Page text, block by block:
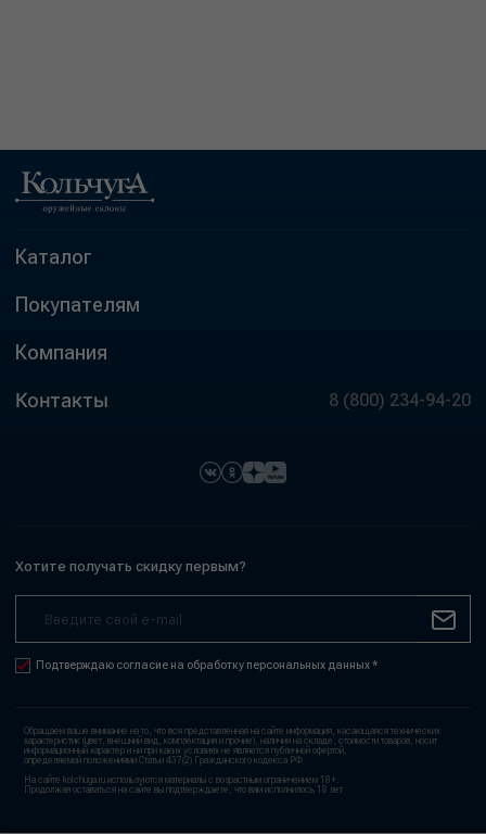
Каталог
Покупателям
Компания
Контакты 8 (800) 234-94-20
Хотите получать скидку первым?
Подтверждаю согласие на обработку персональных данных *
Обращаем ваше внимание на то, что вся представленная на сайте информация, касающаяся технических
характеристик (цвет, внешний вид, комплектация и прочие), наличия на складе, стоимости товаров, носит
информационный характер и ни при каких условиях не является публичной офертой,
определяемой положениями Статьи 437(2) Гражданского кодекса РФ.
На сайте kolchuga.ru используются материалы с возрастным ограничением 18+.
Продолжая оставаться на сайте вы подтверждаете, что вам исполнилось 18 лет.